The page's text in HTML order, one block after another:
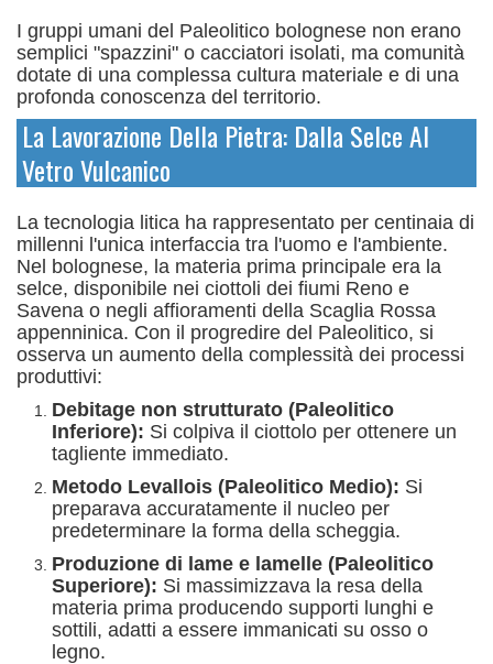
I gruppi umani del Paleolitico bolognese non erano
semplici "spazzini" o cacciatori isolati, ma comunità
dotate di una complessa cultura materiale e di una
profonda conoscenza del territorio.
La Lavorazione Della Pietra: Dalla Selce Al
Vetro Vulcanico
La tecnologia litica ha rappresentato per centinaia di
millenni l'unica interfaccia tra l'uomo e l'ambiente.
Nel bolognese, la materia prima principale era la
selce, disponibile nei ciottoli dei fiumi Reno e
Savena o negli affioramenti della Scaglia Rossa
appenninica. Con il progredire del Paleolitico, si
osserva un aumento della complessità dei processi
produttivi:
Debitage non strutturato (Paleolitico
Inferiore): Si colpiva il ciottolo per ottenere un
tagliente immediato.
Metodo Levallois (Paleolitico Medio): Si
preparava accuratamente il nucleo per
predeterminare la forma della scheggia.
Produzione di lame e lamelle (Paleolitico
Superiore): Si massimizzava la resa della
materia prima producendo supporti lunghi e
sottili, adatti a essere immanicati su osso o
legno.